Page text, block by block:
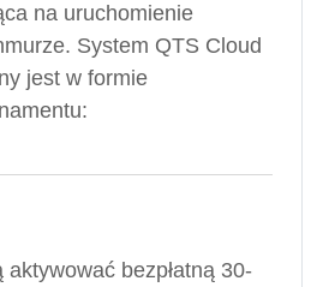
na uruchomienie
System QTS Cloud
jest w formie
bezpłatną 30-